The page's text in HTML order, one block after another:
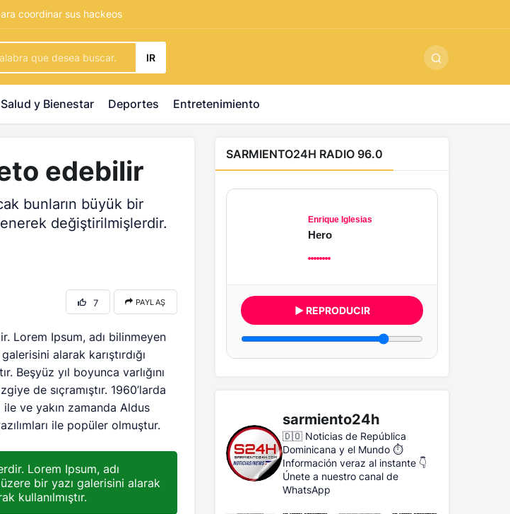
kralbet yeni giriş
coordinar sus hackeos
IR
Salud y Bienestar Deportes Entretenimiento
edebilir
bunların büyük bir
değiştirilmişlerdir.
7 PAYLAŞ
Lorem Ipsum, adı bilinmeyen
alarak karıştırdığı
Beşyüz yıl boyunca varlığını
de sıçramıştır. 1960’larda
ile ve yakın zamanda Aldus
ile popüler olmuştur.
Lorem Ipsum, adı
bir yazı galerisini alarak
kullanılmıştır.
SARMIENTO24H RADIO 96.0
Enrique Iglesias
Hero
▶ REPRODUCIR
sarmiento24h
🇩🇴 Noticias de República
Dominicana y el Mundo ⏱️
Información veraz al instante 👇
Únete a nuestro canal de
WhatsApp